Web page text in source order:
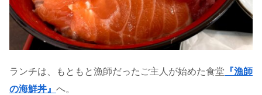
ランチは、もともと漁師だったご主人が始めた食堂 『漁師
の海鮮丼』 へ。